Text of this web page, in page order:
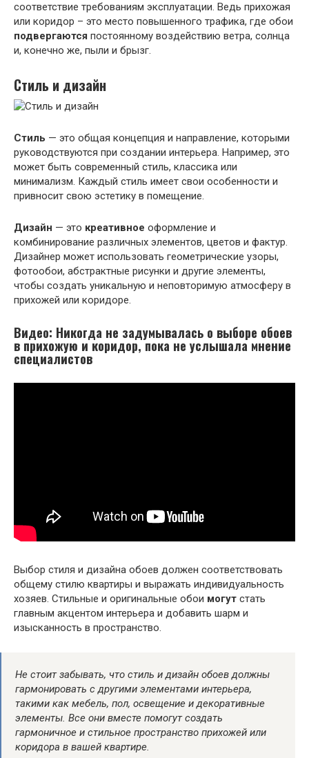
соответствие требованиям эксплуатации. Ведь прихожая
или коридор – это место повышенного трафика, где обои
подвергаются постоянному воздействию ветра, солнца
и, конечно же, пыли и брызг.
Стиль и дизайн
Стиль — это общая концепция и направление, которыми
руководствуются при создании интерьера. Например, это
может быть современный стиль, классика или
минимализм. Каждый стиль имеет свои особенности и
привносит свою эстетику в помещение.
Дизайн — это креативное оформление и
комбинирование различных элементов, цветов и фактур.
Дизайнер может использовать геометрические узоры,
фотообои, абстрактные рисунки и другие элементы,
чтобы создать уникальную и неповторимую атмосферу в
прихожей или коридоре.
Видео: Никогда не задумывалась о выборе обоев
в прихожую и коридор, пока не услышала мнение
специалистов
Выбор стиля и дизайна обоев должен соответствовать
общему стилю квартиры и выражать индивидуальность
хозяев. Стильные и оригинальные обои могут стать
главным акцентом интерьера и добавить шарм и
изысканность в пространство.
Не стоит забывать, что стиль и дизайн обоев должны
гармонировать с другими элементами интерьера,
такими как мебель, пол, освещение и декоративные
элементы. Все они вместе помогут создать
гармоничное и стильное пространство прихожей или
коридора в вашей квартире.